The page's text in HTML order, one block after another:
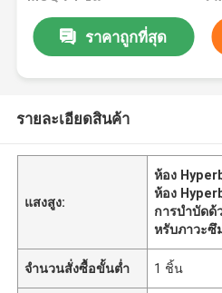
ราคาถูกที่สุด
รายละเอียดสินค้า
แสงสูง:
ห้อง
ห้อง
การบำบัดด้
หรับภาวะซึ
จำนวนสั่งซื้อขั้นต่ำ 1 ชิ้น